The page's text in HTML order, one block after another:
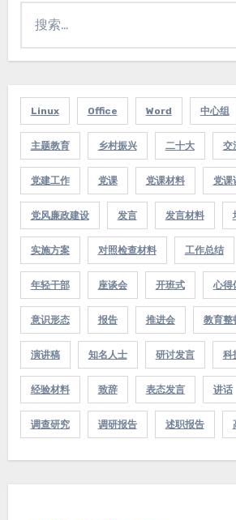
索：
Linux Office Word 中心组
主题教育 乡村振兴 二十大 交
党建工作 党课 党课材料 党课
党风廉政建设 发言 发言材料
实施方案 对照检查材料 工作总结
年轻干部 座谈会 开班式 心得
意识形态 报告 推进会 教育整
演讲稿 知名人士 研讨发言 科
经验材料 致辞 表态发言 讲话
调查研究 调研报告 述职报告